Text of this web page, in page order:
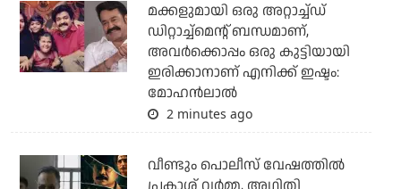
മക്കളുമായി ഒരു അറ്റാച്ച്ഡ്
ഡിറ്റാച്ച്മെന്റ് ബന്ധമാണ്,
അവർക്കൊപ്പം ഒരു കുട്ടിയായി
ഇരിക്കാനാണ് എനിക്ക് ഇഷ്ടം:
മോഹൻലാൽ
2 minutes ago
വീണ്ടും പൊലീസ് വേഷത്തിൽ